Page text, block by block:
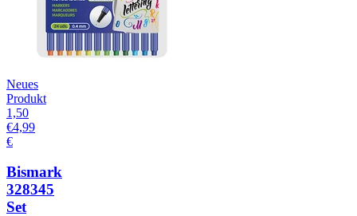
Neues
Produkt
1,50
€4,99
€
Bismark
328345
Set